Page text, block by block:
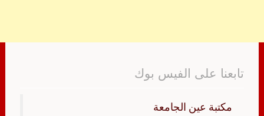
تابعنا على الفيس بوك
‏مكتبة عين الجامعة‏